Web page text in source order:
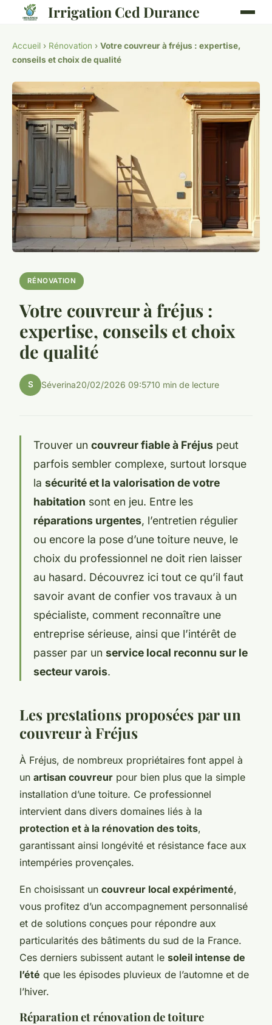
Irrigation Ced Durance
Accueil › Rénovation › Votre couvreur à fréjus : expertise,
conseils et choix de qualité
RÉNOVATION
Votre couvreur à fréjus :
expertise, conseils et choix
de qualité
S Séverina20/02/2026 09:5710 min de lecture
Trouver un couvreur fiable à Fréjus peut
parfois sembler complexe, surtout lorsque
la sécurité et la valorisation de votre
habitation sont en jeu. Entre les
réparations urgentes, l’entretien régulier
ou encore la pose d’une toiture neuve, le
choix du professionnel ne doit rien laisser
au hasard. Découvrez ici tout ce qu’il faut
savoir avant de confier vos travaux à un
spécialiste, comment reconnaître une
entreprise sérieuse, ainsi que l’intérêt de
passer par un service local reconnu sur le
secteur varois.
Les prestations proposées par un
couvreur à Fréjus
À Fréjus, de nombreux propriétaires font appel à
un artisan couvreur pour bien plus que la simple
installation d’une toiture. Ce professionnel
intervient dans divers domaines liés à la
protection et à la rénovation des toits,
garantissant ainsi longévité et résistance face aux
intempéries provençales.
En choisissant un couvreur local expérimenté,
vous profitez d’un accompagnement personnalisé
et de solutions conçues pour répondre aux
particularités des bâtiments du sud de la France.
Ces derniers subissent autant le soleil intense de
l’été que les épisodes pluvieux de l’automne et de
l’hiver.
Réparation et rénovation de toiture